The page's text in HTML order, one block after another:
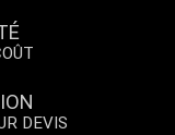
DEVIS